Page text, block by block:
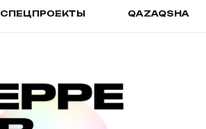
СПЕЦПРОЕКТЫ QAZAQSHA